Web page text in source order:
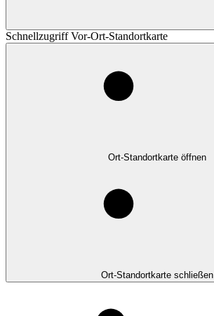
Schnellzugriff Vor-Ort-Standortkarte
Ort-Standortkarte öffnen
Ort-Standortkarte schließen